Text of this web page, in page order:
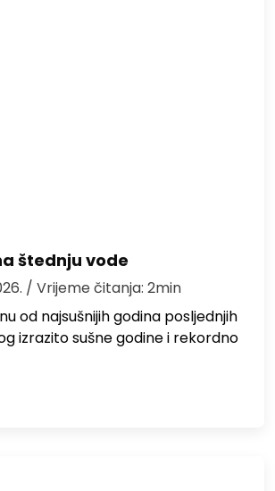
štednju vode
/ Vrijeme čitanja: 2min
od najsušnijih godina posljednjih
izrazito sušne godine i rekordno